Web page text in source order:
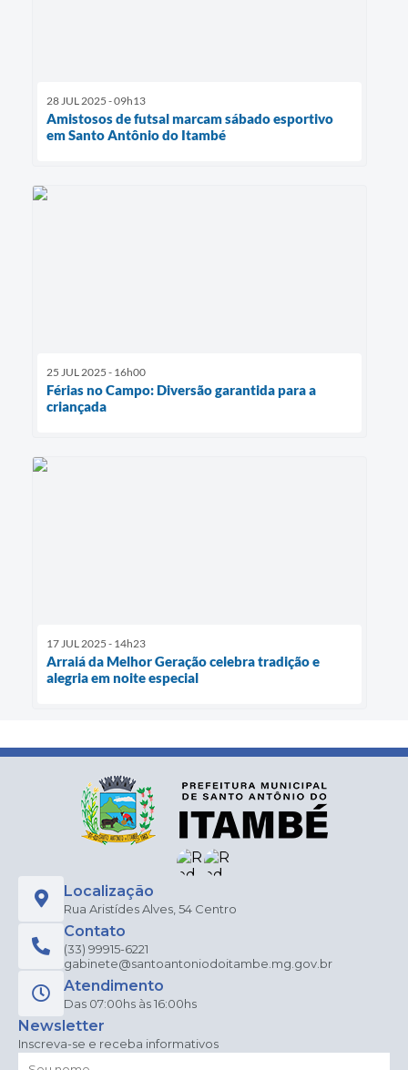
28 JUL 2025 - 09h13
Amistosos de futsal marcam sábado esportivo
em Santo Antônio do Itambé
25 JUL 2025 - 16h00
Férias no Campo: Diversão garantida para a
criançada
17 JUL 2025 - 14h23
Arraiá da Melhor Geração celebra tradição e
alegria em noite especial
Localização
Rua Aristídes Alves, 54 Centro
Contato
(33) 99915-6221
gabinete@santoantoniodoitambe.mg.gov.br
Atendimento
Das 07:00hs às 16:00hs
Newsletter
Inscreva-se e receba informativos